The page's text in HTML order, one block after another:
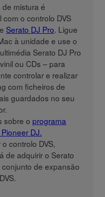
mistura é
com o controlo DVS
Serato DJ Pro. Ligue
à unidade e use o
Serato DJ Pro
ou CDs – para
controlar e realizar
com ficheiros de
guardados no seu
sobre o programa
DJ.
controlo DVS,
de adquirir o Serato
conjunto de expansão